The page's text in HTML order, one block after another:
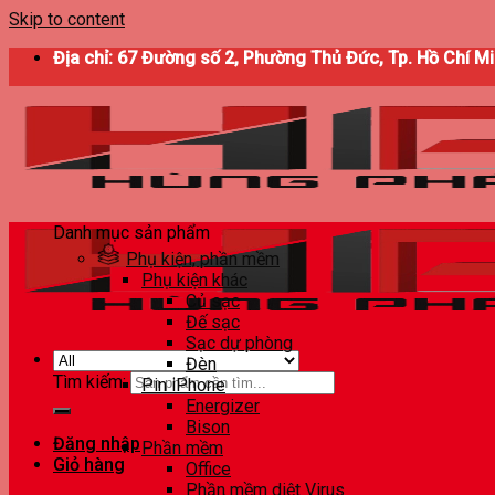
Skip to content
Địa chỉ: 67 Đường số 2, Phường Thủ Đức, Tp. Hồ Chí
Tìm kiếm:
Đăng nhập
Giỏ hàng
Danh mục sản phẩm
Phụ kiện, phần mềm
Phụ kiện khác
Củ sạc
Đế sạc
Sạc dự phòng
Đèn
Pin iPhone
Energizer
Bison
Phần mềm
Office
Phần mềm diệt Virus